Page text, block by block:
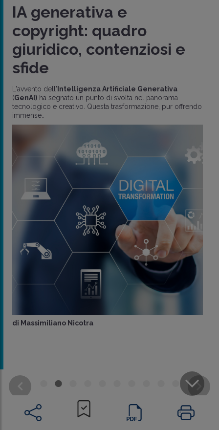
CONDIVIDI
IA generativa e
copyright: quadro
giuridico, contenziosi e
sfide
L'avvento dell'Intelligenza Artificiale Generativa
(GenAI) ha segnato un punto di svolta nel panorama
tecnologico e creativo. Questa trasformazione, pur offrendo
immense..
di Massimiliano Nicotra